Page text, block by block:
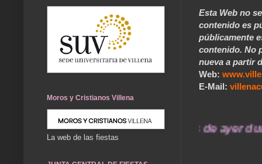
Esta Web no
contenido es
públicamente
contenido. No
nueva a partir
Web:
E-Mail:
... Nuestros recuerdos de ayer durarán
Moros y Cristianos Villena
La web de las fiestas